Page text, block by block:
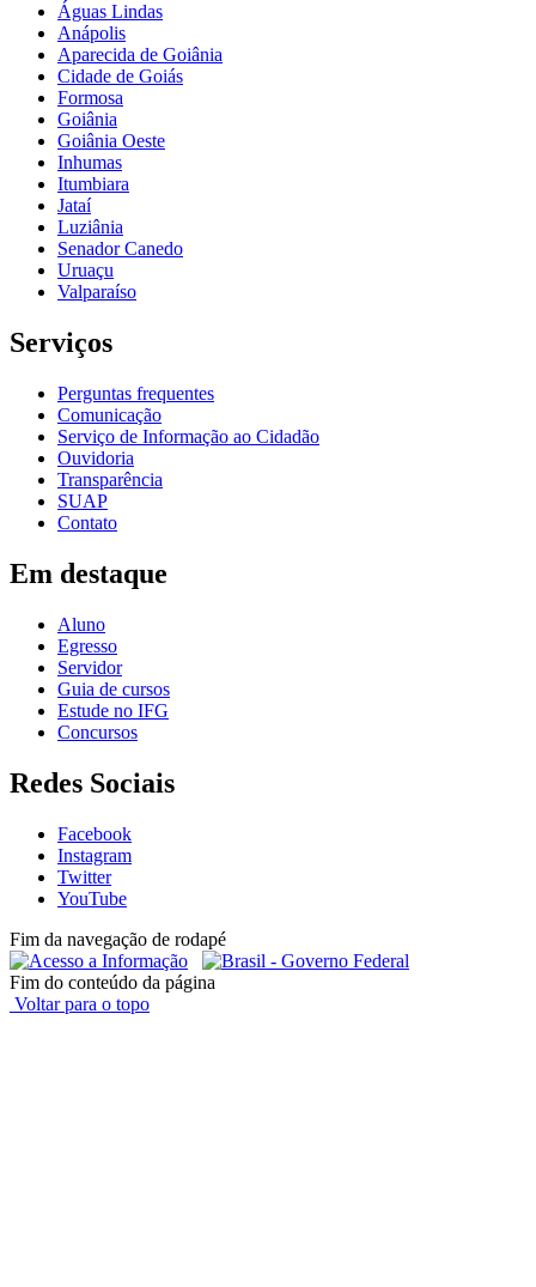
Águas Lindas
Anápolis
Aparecida de Goiânia
Cidade de Goiás
Formosa
Goiânia
Goiânia Oeste
Inhumas
Itumbiara
Jataí
Luziânia
Senador Canedo
Uruaçu
Valparaíso
Serviços
Perguntas frequentes
Comunicação
Serviço de Informação ao Cidadão
Ouvidoria
Transparência
SUAP
Contato
Em destaque
Aluno
Egresso
Servidor
Guia de cursos
Estude no IFG
Concursos
Redes Sociais
Facebook
Instagram
Twitter
YouTube
Fim da navegação de rodapé
Fim do conteúdo da página
Voltar para o topo